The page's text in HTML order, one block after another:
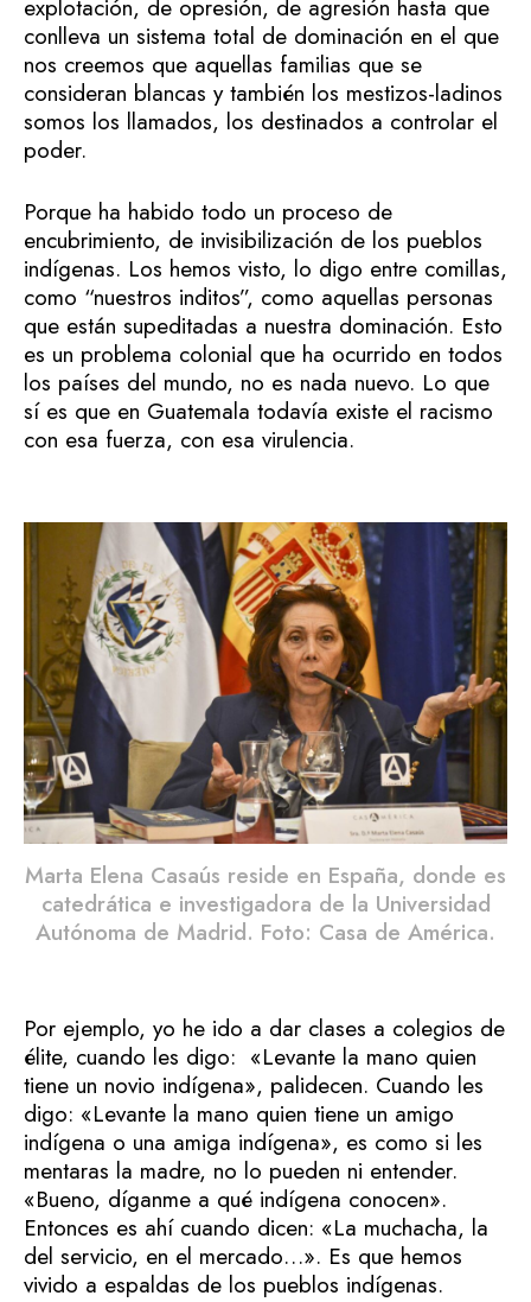
explotación, de opresión, de agresión hasta que
conlleva un sistema total de dominación en el que
nos creemos que aquellas familias que se
consideran blancas y también los mestizos-ladinos
somos los llamados, los destinados a controlar el
poder.
Porque ha habido todo un proceso de
encubrimiento, de invisibilización de los pueblos
indígenas. Los hemos visto, lo digo entre comillas,
como “nuestros inditos”, como aquellas personas
que están supeditadas a nuestra dominación. Esto
es un problema colonial que ha ocurrido en todos
los países del mundo, no es nada nuevo. Lo que
sí es que en Guatemala todavía existe el racismo
con esa fuerza, con esa virulencia.
Marta Elena Casaús reside en España, donde es
catedrática e investigadora de la Universidad
Autónoma de Madrid. Foto: Casa de América.
Por ejemplo, yo he ido a dar clases a colegios de
élite, cuando les digo: «Levante la mano quien
tiene un novio indígena», palidecen. Cuando les
digo: «Levante la mano quien tiene un amigo
indígena o una amiga indígena», es como si les
mentaras la madre, no lo pueden ni entender.
«Bueno, díganme a qué indígena conocen».
Entonces es ahí cuando dicen: «La muchacha, la
del servicio, en el mercado…». Es que hemos
vivido a espaldas de los pueblos indígenas.